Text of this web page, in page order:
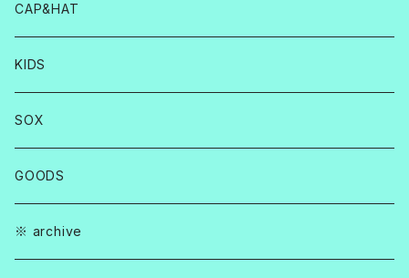
CAP&HAT
KIDS
SOX
GOODS
※ archive